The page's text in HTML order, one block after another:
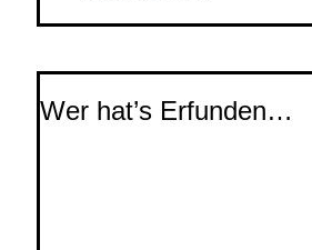
Wer hat’s Erfunden…